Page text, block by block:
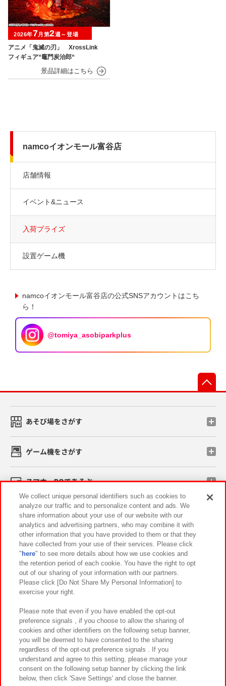
アニメ「鬼滅の刃」 XrossLink
フィギュア“竈門炭治郎“
2026年7月第2週～登場
namcoイオンモール富谷店
店舗情報
イベント&ニュース
入荷プライズ
設置ゲーム機
namcoイオンモール富谷店の公式SNSアカウントはこち
ら！
@tomiya_asobiparkplus
あそび場をさがす
ゲーム機をさがす
スマホ・PCであそぶ
イベント・キャンペーン
関連会社 サステナビリティ サイトポリシー
プライバシーポリシー ウェブアクセシビリティ方針と検証結果
お取引先さまとともに
カスタマーハラスメント対応方針 よくあるご質問・お問い合わせ
©Bandai Namco Amusement Inc.
We collect unique personal identifiers such as cookies to
analyze our traffic and to personalize content and ads. We
share information about your use of our website with our
analytics and advertising partners, who may combine it with
other information that you have provided to them or that they
have collected from your use of their services. Please click
" here" to see more details about how we use cookies and
the retention period of each cookie. You have the right to opt
out of our sharing of your information with our partners.
Please click [Do Not Share My Personal Information] to
exercise your right.
Please note that even if you have enabled the opt-out
preference signals , if you choose to allow the sharing of
cookies and other identifiers on the following setup banner,
you will be deemed to have consented to the sharing
regardless of the opt-out preference signals . If you
understand and agree to this setting, please manage your
consent on the following setup banner by clicking the link
below, then click 'Save Settings' and close the banner.